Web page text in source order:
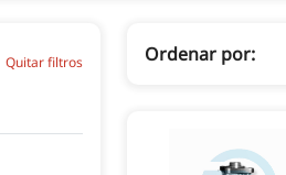
Quitar filtros Ordenar por: